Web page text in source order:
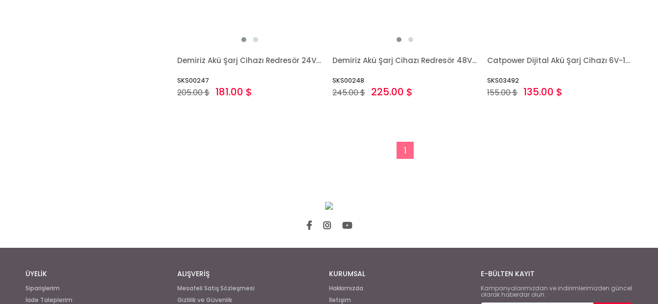
Demiriz Akü Şarj Cihazı Redresör 24V-15A BC2415
SKS00247
181.00 $
205.00 $
Demiriz Akü Şarj Cihazı Redresör 48V-15A BC4815
SKS00248
225.00 $
245.00 $
Catpower Dijital Akü Şarj Cihazı 6V-12V CAT270
SKS03492
135.00 $
155.00 $
1
ÜYELİK
Siparişlerim
İade Taleplerim
ALIŞVERİŞ
Mesafeli Satış Sözleşmesi
Gizlilik ve Güvenlik
KURUMSAL
Hakkımızda
İletişim
E-BÜLTEN KAYIT
Kampanyalarımızdan ve indirimlerimizden güncel
olarak haberdar olun.